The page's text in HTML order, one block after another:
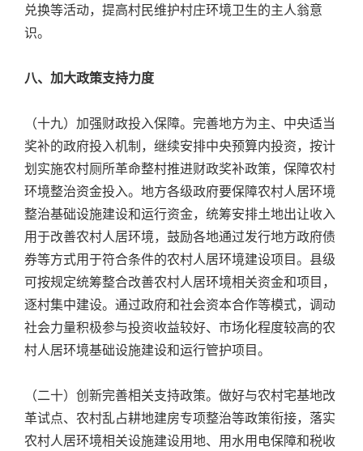
兑换等活动，提高村民维护村庄环境卫生的主人翁意
识。
八、加大政策支持力度
（十九）加强财政投入保障。完善地方为主、中央适当
奖补的政府投入机制，继续安排中央预算内投资，按计
划实施农村厕所革命整村推进财政奖补政策，保障农村
环境整治资金投入。地方各级政府要保障农村人居环境
整治基础设施建设和运行资金，统筹安排土地出让收入
用于改善农村人居环境，鼓励各地通过发行地方政府债
券等方式用于符合条件的农村人居环境建设项目。县级
可按规定统筹整合改善农村人居环境相关资金和项目，
逐村集中建设。通过政府和社会资本合作等模式，调动
社会力量积极参与投资收益较好、市场化程度较高的农
村人居环境基础设施建设和运行管护项目。
（二十）创新完善相关支持政策。做好与农村宅基地改
革试点、农村乱占耕地建房专项整治等政策衔接，落实
农村人居环境相关设施建设用地、用水用电保障和税收